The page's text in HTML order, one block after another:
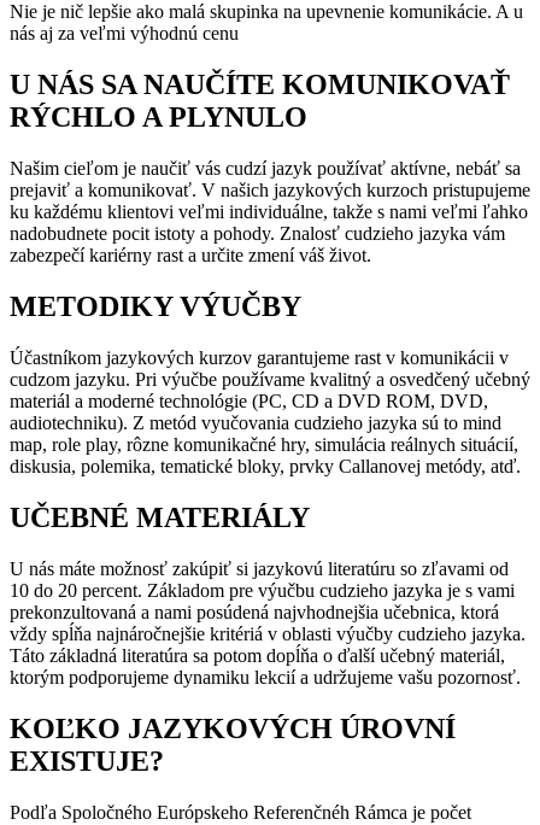
Nie je nič lepšie ako malá skupinka na upevnenie komunikácie. A u
nás aj za veľmi výhodnú cenu
U NÁS SA NAUČÍTE KOMUNIKOVAŤ
RÝCHLO A PLYNULO
Našim cieľom je naučiť vás cudzí jazyk používať aktívne, nebáť sa
prejaviť a komunikovať. V našich jazykových kurzoch pristupujeme
ku každému klientovi veľmi individuálne, takže s nami veľmi ľahko
nadobudnete pocit istoty a pohody. Znalosť cudzieho jazyka vám
zabezpečí kariérny rast a určite zmení váš život.
METODIKY VÝUČBY
Účastníkom jazykových kurzov garantujeme rast v komunikácii v
cudzom jazyku. Pri výučbe používame kvalitný a osvedčený učebný
materiál a moderné technológie (PC, CD a DVD ROM, DVD,
audiotechniku). Z metód vyučovania cudzieho jazyka sú to mind
map, role play, rôzne komunikačné hry, simulácia reálnych situácií,
diskusia, polemika, tematické bloky, prvky Callanovej metódy, atď.
UČEBNÉ MATERIÁLY
U nás máte možnosť zakúpiť si jazykovú literatúru so zľavami od
10 do 20 percent. Základom pre výučbu cudzieho jazyka je s vami
prekonzultovaná a nami posúdená najvhodnejšia učebnica, ktorá
vždy spĺňa najnáročnejšie kritériá v oblasti výučby cudzieho jazyka.
Táto základná literatúra sa potom dopĺňa o ďalší učebný materiál,
ktorým podporujeme dynamiku lekcií a udržujeme vašu pozornosť.
KOĽKO JAZYKOVÝCH ÚROVNÍ
EXISTUJE?
Podľa Spoločného Európskeho Referenčnéh Rámca je počet